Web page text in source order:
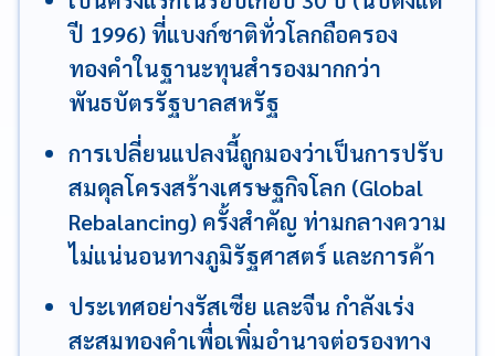
ปี 1996) ที่แบงก์ชาติทั่วโลกถือครอง
ทองคำในฐานะทุนสำรองมากกว่า
พันธบัตรรัฐบาลสหรัฐ
การเปลี่ยนแปลงนี้ถูกมองว่าเป็นการปรับ
สมดุลโครงสร้างเศรษฐกิจโลก (Global
Rebalancing) ครั้งสำคัญ ท่ามกลางความ
ไม่แน่นอนทางภูมิรัฐศาสตร์ และการค้า
ประเทศอย่างรัสเซีย และจีน กำลังเร่ง
สะสมทองคำเพื่อเพิ่มอำนาจต่อรองทาง